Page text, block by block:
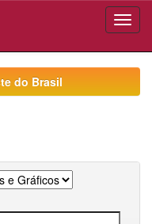
do Brasil